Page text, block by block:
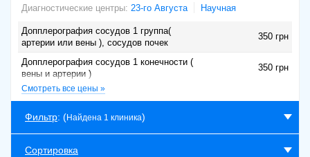
Диагностические центры: 23-го Августа Научная
Допплерография сосудов 1 группа(
артерии или вены ), сосудов почек
350 грн
Допплерография сосудов 1 конечности (
вены и артерии )
350 грн
Допплерография сосудов 1 группа (2
450 грн
Допплерография сосудов
транскраниальная 1 группа (сосудов
головы)
350 грн
Смотреть все цены »
Фильтр: (Найдена 1 клиника)
Сортировка